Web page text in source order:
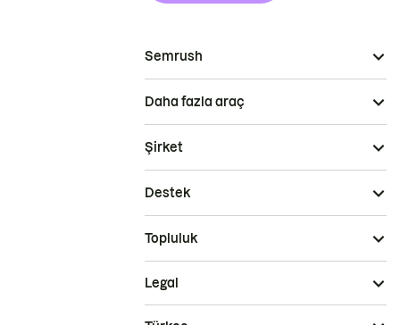
Semrush
Daha fazla araç
Şirket
Destek
Topluluk
Legal